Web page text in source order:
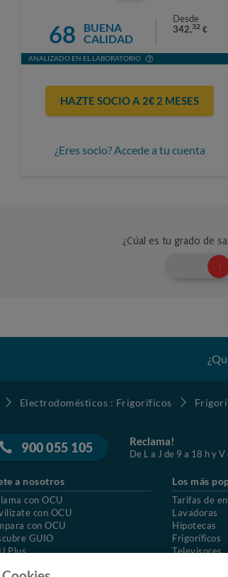
68
BUENA
CALIDAD
Desde
342,32 €
ANALIZADO EN EL LABORATORIO
HAZTE SOCIO A 2€ 2 MESES
¿Eres socio? Accede a tu cuenta
Electrodomésticos : Frigoríficos
900 055 105 Reclama!
De L a J de 9 a 18 h y
a nosotros
con OCU
con OCU
con OCU
GUIO
Plus
Los más
Tarifas de
Lavadoras
Hipotecas
Frigoríficos
Televisores